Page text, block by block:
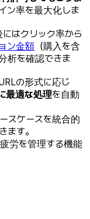
ン率を最大化しま
はクリック率から
ン金額 （購入を含
析を確認できま
の形式に応じ
最適な処理を自動
スケースを統合的
ます。
労を管理する機能